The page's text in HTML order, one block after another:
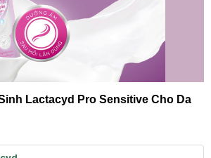
Lactacyd Pro Sensitive Cho Da